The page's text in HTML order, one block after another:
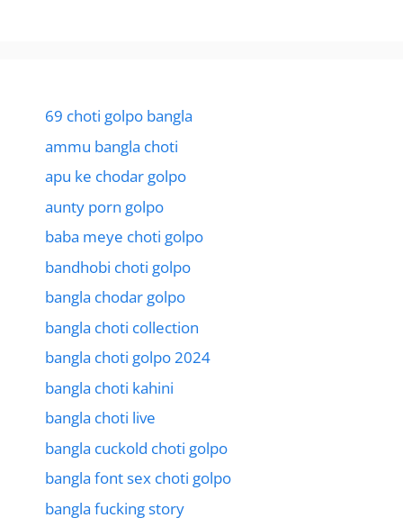
69 choti golpo bangla
ammu bangla choti
apu ke chodar golpo
aunty porn golpo
baba meye choti golpo
bandhobi choti golpo
bangla chodar golpo
bangla choti collection
bangla choti golpo 2024
bangla choti kahini
bangla choti live
bangla cuckold choti golpo
bangla font sex choti golpo
bangla fucking story